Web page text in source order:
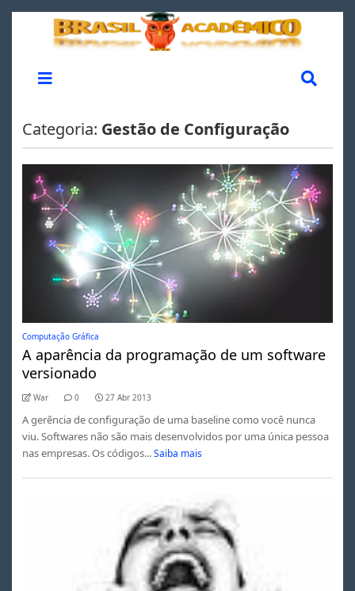
Categoria: Gestão de Configuração
Computação Gráfica
A aparência da programação de um software
versionado
War 0 27 Abr 2013
A gerência de configuração de uma baseline como você nunca
viu. Softwares não são mais desenvolvidos por uma única pessoa
nas empresas. Os códigos... Saiba mais